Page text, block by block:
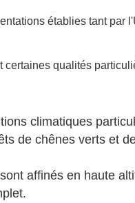
établies tant par
qualités
climatiques
de chênes verts et
affinés en haute